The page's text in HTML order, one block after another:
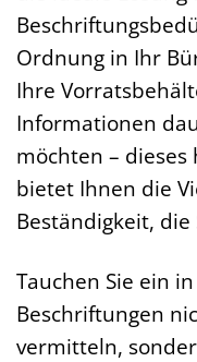
Ordnung in Ihr
Ihre
Informationen
möchten –
bietet Ihnen die
Beständigkeit, die
Tauchen Sie ein
Beschriftungen
vermitteln,